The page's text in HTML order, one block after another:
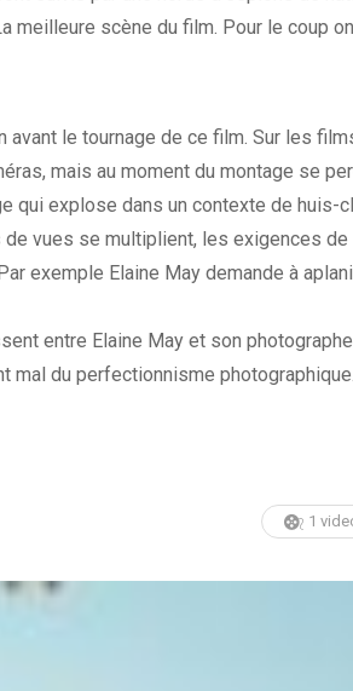
meilleure scène du film. Pour le coup
avant le tournage de ce film. Sur les
mais au moment du montage se
qui explose dans un contexte de
vues se multiplient, les exigences
exemple Elaine May demande à
entre Elaine May et son
mal du perfectionnisme photographique.
1